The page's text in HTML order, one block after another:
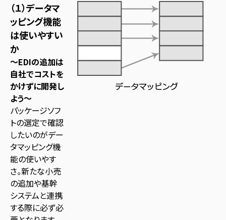
（１）データマ
ッピング機能
は使いやすい
か
～EDIの追加は
自社でコストを
かけずに開発し
よう～
パッケージソフ
トの選定で確認
したいのがデー
タマッピング機
能の使いやす
さ。新たな小売
の追加や基幹
システムと連携
する際に必ず必